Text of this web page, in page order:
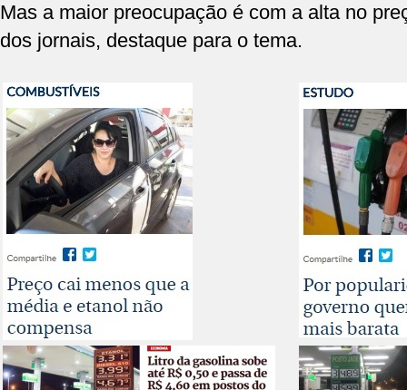
Mas a maior preocupação é com a alta no
dos jornais, destaque para o tema.